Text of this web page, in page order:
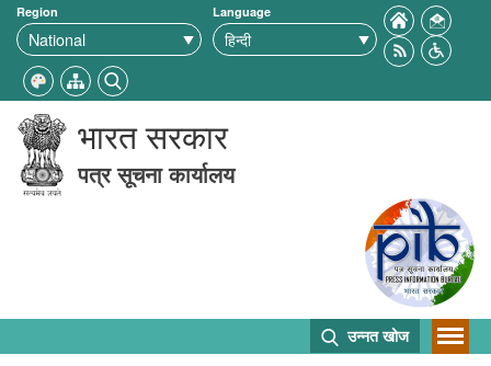
Region Language
भारत सरकार
पत्र सूचना कार्यालय
उन्नत खोज